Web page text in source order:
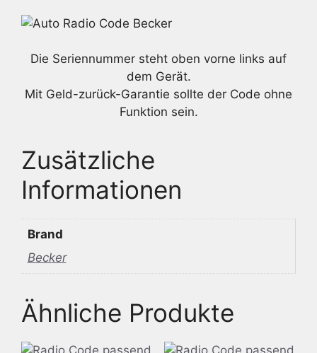
Die Seriennummer steht oben vorne links auf
dem Gerät.
Mit Geld-zurück-Garantie sollte der Code ohne
Funktion sein.
Zusätzliche
Informationen
Brand
Becker
Ähnliche Produkte